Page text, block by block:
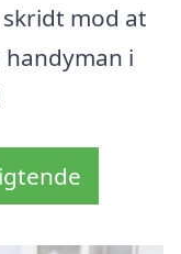
mod at
i